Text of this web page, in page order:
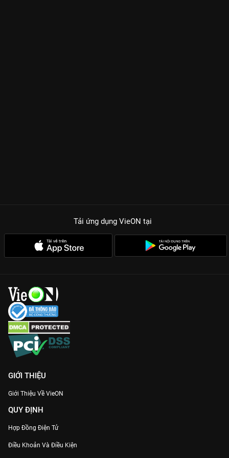
Tải ứng dụng VieON tại
GIỚI THIỆU
Giới Thiệu Về VieON
QUY ĐỊNH
Hợp Đồng Điện Tử
Điều Khoản Và Điều Kiện